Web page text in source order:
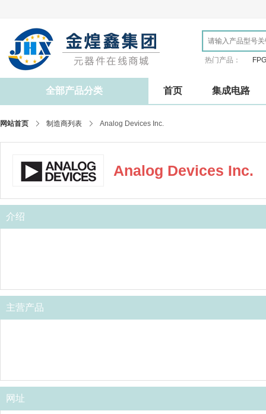
热门产品：
全部产品分类 首页 集成电路
网站首页 制造商列表 Analog Devices Inc.
Analog Devices Inc.
介绍
主营产品
网址